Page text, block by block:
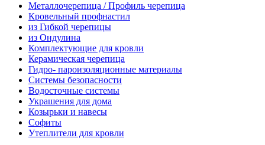
Металлочерепица / Профиль черепица
Кровельный профнастил
из Гибкой черепицы
из Ондулина
Комплектующие для кровли
Керамическая черепица
Гидро- пароизоляционные материалы
Системы безопасности
Водосточные системы
Украшения для дома
Козырьки и навесы
Софиты
Утеплители для кровли